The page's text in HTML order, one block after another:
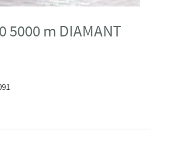
5000 m DIAMANT